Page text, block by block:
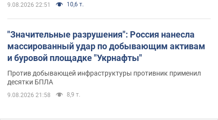
9.08.2026 22:51 10,6 т.
"Значительные разрушения": Россия нанесла
массированный удар по добывающим активам
и буровой площадке "Укрнафты"
Против добывающей инфраструктуры противник применил
десятки БПЛА
9.08.2026 21:58 8,9 т.